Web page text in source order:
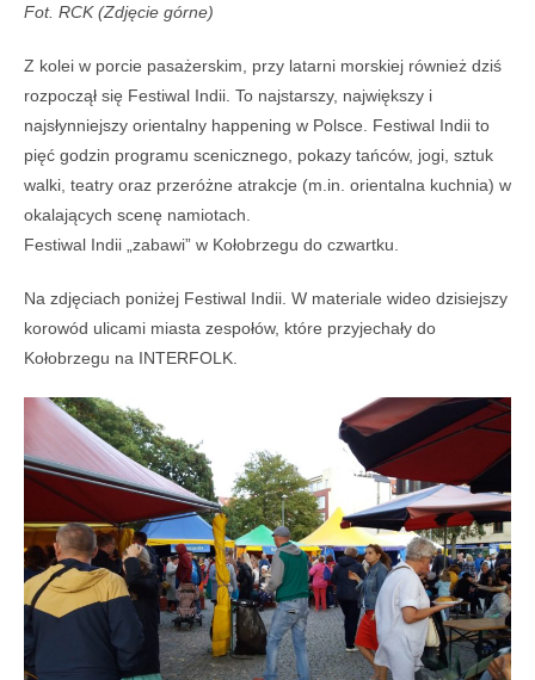
Fot. RCK (Zdjęcie górne)
Z kolei w porcie pasażerskim, przy latarni morskiej również dziś
rozpoczął się Festiwal Indii. To najstarszy, największy i
najsłynniejszy orientalny happening w Polsce. Festiwal Indii to
pięć godzin programu scenicznego, pokazy tańców, jogi, sztuk
walki, teatry oraz przeróżne atrakcje (m.in. orientalna kuchnia) w
okalających scenę namiotach.
Festiwal Indii „zabawi” w Kołobrzegu do czwartku.
Na zdjęciach poniżej Festiwal Indii. W materiale wideo dzisiejszy
korowód ulicami miasta zespołów, które przyjechały do
Kołobrzegu na INTERFOLK.